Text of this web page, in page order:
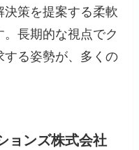
決策を提案する柔軟
長期的な視点でク
する姿勢が、多くの
ョンズ株式会社